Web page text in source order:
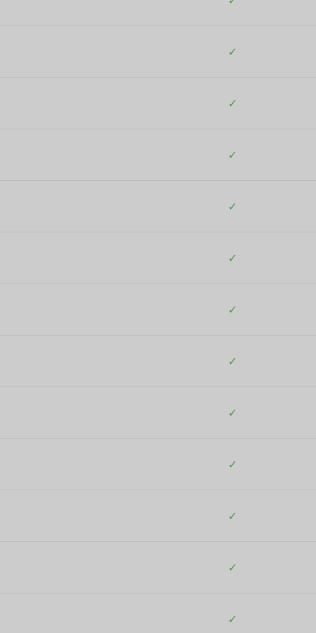
✓
✓
✓
✓
✓
✓
✓
✓
✓
✓
✓
✓